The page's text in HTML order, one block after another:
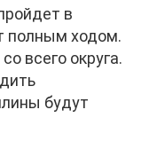
в
полным ходом.
всего округа.
будут